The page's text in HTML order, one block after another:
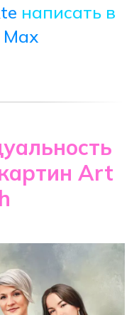
написать в
Max
Art